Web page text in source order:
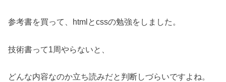
参考書を買って、htmlとcssの勉強をしました。
技術書って1周やらないと、
どんな内容なのか立ち読みだと判断しづらいですよね。